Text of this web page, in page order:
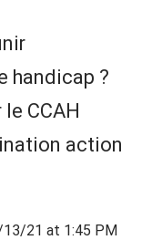
handicap ?
CCAH
action
13/21 at 1:45 PM